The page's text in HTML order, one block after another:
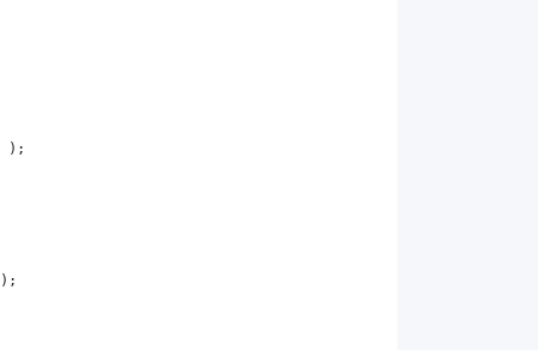
);
);